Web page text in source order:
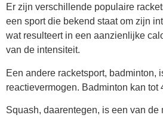
Er zijn verschillende populaire
een sport die bekend staat om zijn
wat resulteert in een aanzienlijke
van de intensiteit.
Een andere racketsport,
reactievermogen. Badminton kan
Squash, daarentegen, is een van